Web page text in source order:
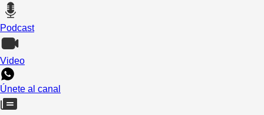
Podcast
Video
Únete al canal